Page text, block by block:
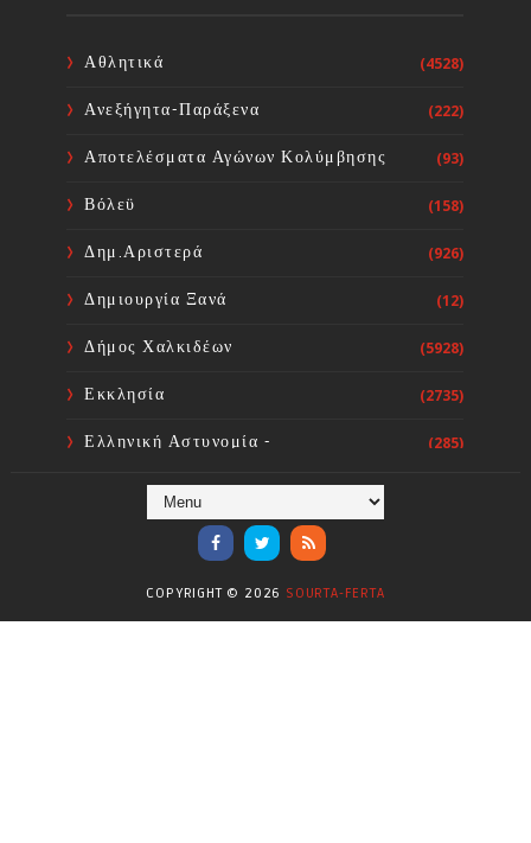
Θαυμαστής Βροχής στο Ιερό
Προσκύνημα του Οσίου Ιωάννου
Αθλητικά (4528)
Ανεξήγητα-Παράξενα (222)
Αποτελέσματα Αγώνων Κολύμβησης (93)
Βόλεϋ (158)
Δημ.Αριστερά (926)
Δημιουργία Ξανά (12)
Δήμος Χαλκιδέων (5928)
Εκκλησία (2735)
Ελληνική Αστυνομία -
(285)
Ενόργανη Γυμναστική
COPYRIGHT © 2026 SOURTA-FERTA